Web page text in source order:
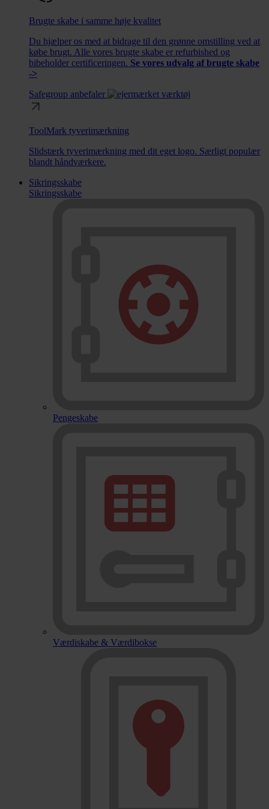
Brugte skabe i samme høje kvalitet
Du hjælper os med at bidrage til den grønne omstilling ved at
købe brugt. Alle vores brugte skabe er refurbished og
bibeholder certificeringen. Se vores udvalg af brugte skabe
->
Safegroup anbefaler
ToolMark tyverimærkning
Slidstærk tyverimærkning med dit eget logo. Særligt populær
blandt håndværkere.
Sikringsskabe
Sikringsskabe
Pengeskabe
Værdiskabe & Værdibokse